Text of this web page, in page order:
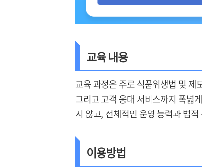
교육 내용
교육 과정은 주로 식품위생법 및 제
그리고 고객 응대 서비스까지 폭넓
지 않고, 전체적인 운영 능력과 법
이용방법